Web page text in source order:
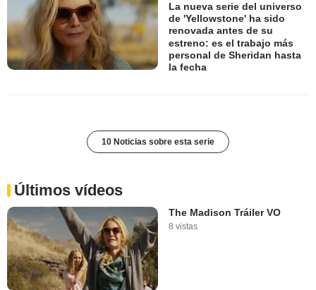
La nueva serie del universo
de 'Yellowstone' ha sido
renovada antes de su
estreno: es el trabajo más
personal de Sheridan hasta
la fecha
10 Noticias sobre esta serie
Últimos vídeos
The Madison Tráiler VO
8 vistas